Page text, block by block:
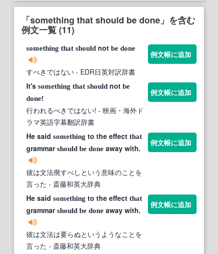
「something that should be done」を含む
例文一覧 (11)
something that should not be done
すべきではない - EDR日英対訳辞書
例文帳に追加
It's something that should not be
done!
行われるべきではない! - 映画・海外ド
ラマ英語字幕翻訳辞書
例文帳に追加
He said something to the effect that
grammarshould be done away with.
彼は文法廃すべしという意味のことを
言った - 斎藤和英大辞典
例文帳に追加
He said something to the effect that
grammarshould be done away with.
彼は文法は要らぬというようなことを
言った - 斎藤和英大辞典
例文帳に追加